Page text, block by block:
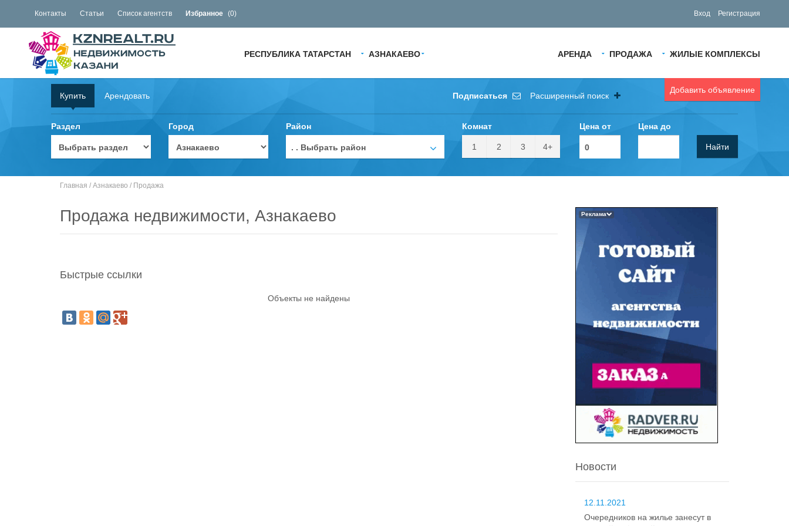
Контакты Статьи Список агентств Избранное (0) Вход Регистрация
АРЕНДА ПРОДАЖА ЖИЛЫЕ КОМПЛЕКСЫ
РЕСПУБЛИКА ТАТАРСТАН АЗНАКАЕВО
Добавить объявление
Купить Арендовать Подписаться Расширенный поиск
Раздел Город Район
. . Выбрать район
Комнат
1 2 3 4+
Цена от Цена до
Найти
Главная / Азнакаево / Продажа
Продажа недвижимости, Азнакаево
Быстрые ссылки
Объекты не найдены
Реклама
Новости
12.11.2021
Очередников на жилье занесут в